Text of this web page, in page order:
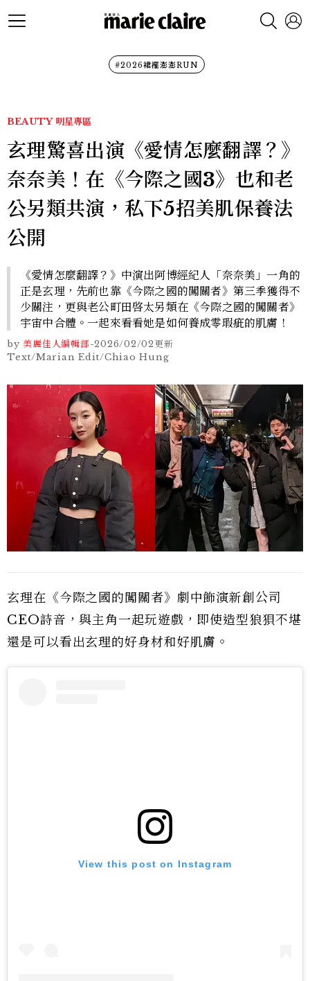
#2026裙襬澎澎RUN
BEAUTY 明星專區
玄理驚喜出演《愛情怎麼翻譯？》
奈奈美！在《今際之國3》也和老
公另類共演，私下5招美肌保養法
公開
《愛情怎麼翻譯？》中演出阿博經紀人「奈奈美」一角的
正是玄理，先前也靠《今際之國的闖關者》第三季獲得不
少關注，更與老公町田啓太另類在《今際之國的闖關者》
宇宙中合體。一起來看看她是如何養成零瑕疵的肌膚！
by 美麗佳人編輯部-2026/02/02更新
Text/Marian Edit/Chiao Hung
玄理在《今際之國的闖關者》劇中飾演新創公司
CEO詩音，與主角一起玩遊戲，即使造型狼狽不堪
還是可以看出玄理的好身材和好肌膚。
View this post on Instagram